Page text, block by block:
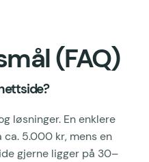
(FAQ)
løsninger. En enklere
5.000 kr, mens en
gjerne ligger på 30–